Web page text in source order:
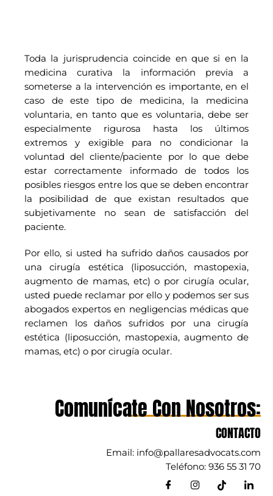
Toda la jurisprudencia coincide en que si en la
medicina curativa la información previa a
someterse a la intervención es importante, en el
caso de este tipo de medicina, la medicina
voluntaria, en tanto que es voluntaria, debe ser
especialmente rigurosa hasta los últimos
extremos y exigible para no condicionar la
voluntad del cliente/paciente por lo que debe
estar correctamente informado de todos los
posibles riesgos entre los que se deben encontrar
la posibilidad de que existan resultados que
subjetivamente no sean de satisfacción del
paciente.
Por ello, si usted ha sufrido daños causados por
una cirugía estética (liposucción, mastopexia,
augmento de mamas, etc) o por cirugía ocular,
usted puede reclamar por ello y podemos ser sus
abogados expertos en negligencias médicas que
reclamen los daños sufridos por una cirugía
estética (liposucción, mastopexia, augmento de
mamas, etc) o por cirugía ocular.
Comunícate Con Nosotros:
CONTACTO
Email: info@pallaresadvocats.com
Teléfono: 936 55 31 70